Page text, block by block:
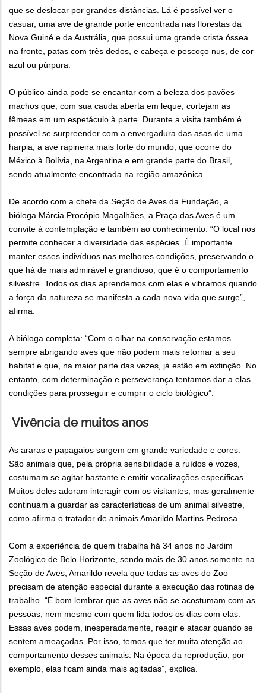
que se deslocar por grandes distâncias. Lá é possível ver o
casuar, uma ave de grande porte encontrada nas florestas da
Nova Guiné e da Austrália, que possui uma grande crista óssea
na fronte, patas com três dedos, e cabeça e pescoço nus, de cor
azul ou púrpura.
O público ainda pode se encantar com a beleza dos pavões
machos que, com sua cauda aberta em leque, cortejam as
fêmeas em um espetáculo à parte. Durante a visita também é
possível se surpreender com a envergadura das asas de uma
harpia, a ave rapineira mais forte do mundo, que ocorre do
México à Bolívia, na Argentina e em grande parte do Brasil,
sendo atualmente encontrada na região amazônica.
De acordo com a chefe da Seção de Aves da Fundação, a
bióloga Márcia Procópio Magalhães, a Praça das Aves é um
convite à contemplação e também ao conhecimento. “O local nos
permite conhecer a diversidade das espécies. É importante
manter esses indivíduos nas melhores condições, preservando o
que há de mais admirável e grandioso, que é o comportamento
silvestre. Todos os dias aprendemos com elas e vibramos quando
a força da natureza se manifesta a cada nova vida que surge”,
afirma.
A bióloga completa: “Com o olhar na conservação estamos
sempre abrigando aves que não podem mais retornar a seu
habitat e que, na maior parte das vezes, já estão em extinção. No
entanto, com determinação e perseverança tentamos dar a elas
condições para prosseguir e cumprir o ciclo biológico”.
Vivência de muitos anos
As araras e papagaios surgem em grande variedade e cores.
São animais que, pela própria sensibilidade a ruídos e vozes,
costumam se agitar bastante e emitir vocalizações específicas.
Muitos deles adoram interagir com os visitantes, mas geralmente
continuam a guardar as características de um animal silvestre,
como afirma o tratador de animais Amarildo Martins Pedrosa.
Com a experiência de quem trabalha há 34 anos no Jardim
Zoológico de Belo Horizonte, sendo mais de 30 anos somente na
Seção de Aves, Amarildo revela que todas as aves do Zoo
precisam de atenção especial durante a execução das rotinas de
trabalho. “É bom lembrar que as aves não se acostumam com as
pessoas, nem mesmo com quem lida todos os dias com elas.
Essas aves podem, inesperadamente, reagir e atacar quando se
sentem ameaçadas. Por isso, temos que ter muita atenção ao
comportamento desses animais. Na época da reprodução, por
exemplo, elas ficam ainda mais agitadas”, explica.